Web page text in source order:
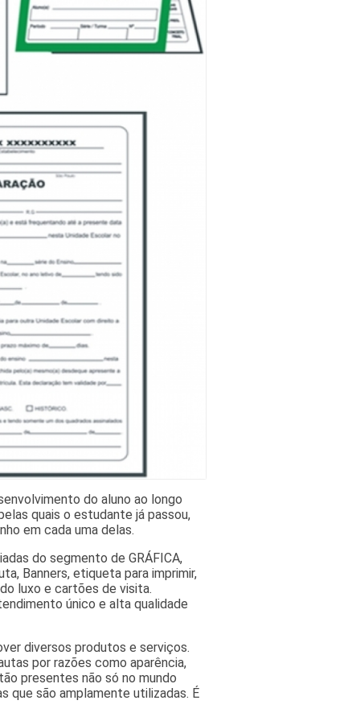
do aluno ao longo
quais o estudante já passou,
em cada uma delas.
do segmento de GRÁFICA,
Banners, etiqueta para imprimir,
luxo e cartões de visita.
único e alta qualidade
diversos produtos e serviços.
por razões como aparência,
presentes não só no mundo
que são amplamente utilizadas. É